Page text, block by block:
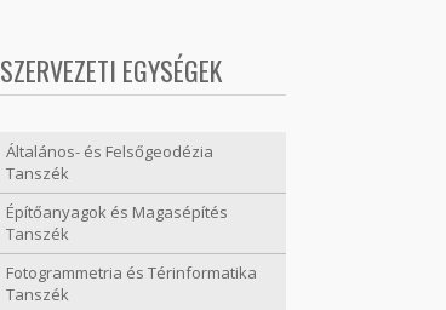
SZERVEZETI EGYSÉGEK
Általános- és Felsőgeodézia
Tanszék
Építőanyagok és Magasépítés
Tanszék
Fotogrammetria és Térinformatika
Tanszék